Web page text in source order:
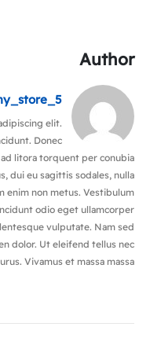
Author
elit.
Donec
litora torquent per conubia
dui eu sagittis sodales, nulla
enim non metus. Vestibulum
odio eget ullamcorper
vulputate. Nam sed
dolor. Ut eleifend tellus nec
Vivamus et massa massa.